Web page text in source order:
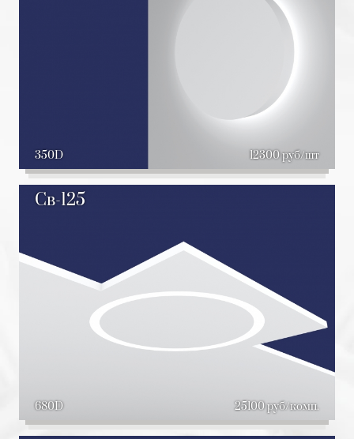
350D 12300 руб/шт
Св-125
680D 25100 руб/комп.